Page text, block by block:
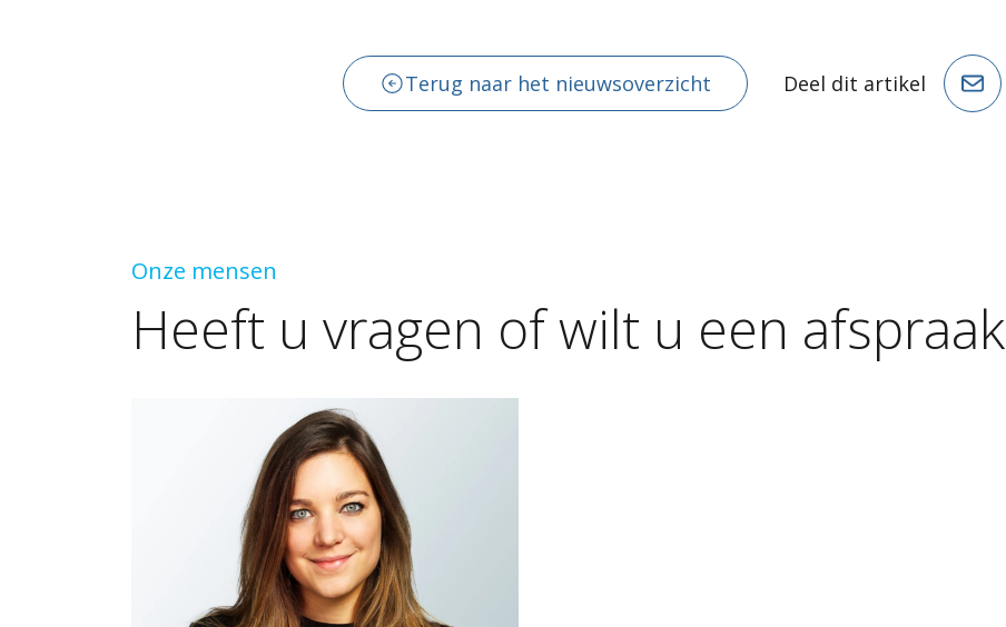
Terug naar het nieuwsoverzicht Deel dit artikel
Onze mensen
Heeft u vragen ofwilt u een afspraak